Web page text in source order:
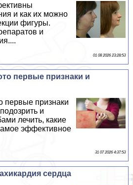
и как их можно
фигуры.
и
01 08 2026 23:28:53
первые признаки и
первые признаки
и
лечить, какие
эффективное
31 07 2026 4:37:53
сердца